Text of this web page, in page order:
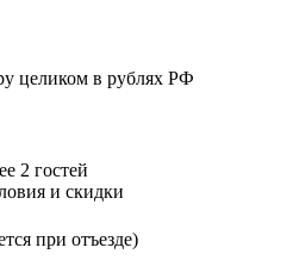
целиком в рублях РФ
2 гостей
и скидки
при отъезде)